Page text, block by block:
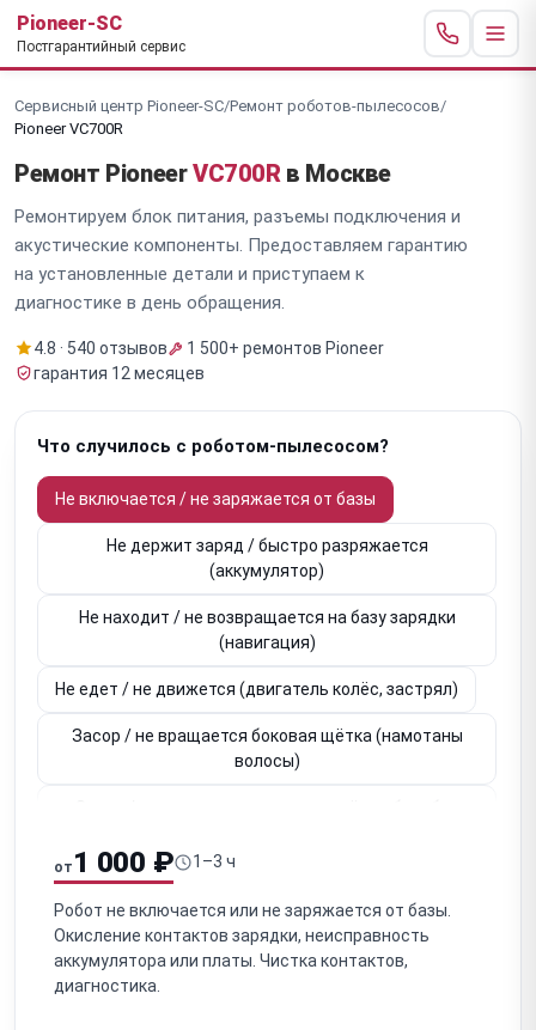
Pioneer-SC
Постгарантийный сервис
Сервисный центр Pioneer-SC/Ремонт роботов-пылесосов/
Pioneer VC700R
Ремонт PioneerVC700R в Москве
Ремонтируем блок питания, разъемы подключения и
акустические компоненты. Предоставляем гарантию
на установленные детали и приступаем к
диагностике в день обращения.
4.8 · 540 отзывов
1 500+ ремонтов Pioneer
гарантия 12 месяцев
Что случилось с роботом-пылесосом?
Не включается / не заряжается от базы
Не держит заряд / быстро разряжается
(аккумулятор)
Не находит / не возвращается на базу зарядки
(навигация)
Не едет / не движется (двигатель колёс, застрял)
Засор / не вращается боковая щётка (намотаны
волосы)
Слабое всасывание (засор фильтра, пылесборника,
тракта)
Застрял / не выбирается / едет в стену (датчики
от 1 000 ₽ 1–3 ч
Робот не включается или не заряжается от базы.
Окисление контактов зарядки, неисправность
аккумулятора или платы. Чистка контактов,
диагностика.